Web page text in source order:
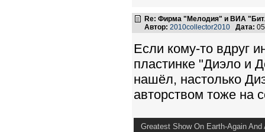
Re: Фирма "Мелодия" и ВИА
Автор: 2010collector2010 Дата:
Если кому-то вдруг
пластинке "Диэло и
нашёл, настолько
авторством тоже на
Greatest Show On Earth-Again And